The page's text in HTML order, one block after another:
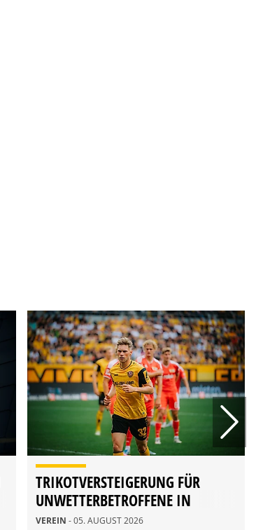
TRIKOTVERSTEIGERUNG FÜR
UNWETTERBETROFFENE IN
RATHEN
VEREIN - 05. AUGUST 2026